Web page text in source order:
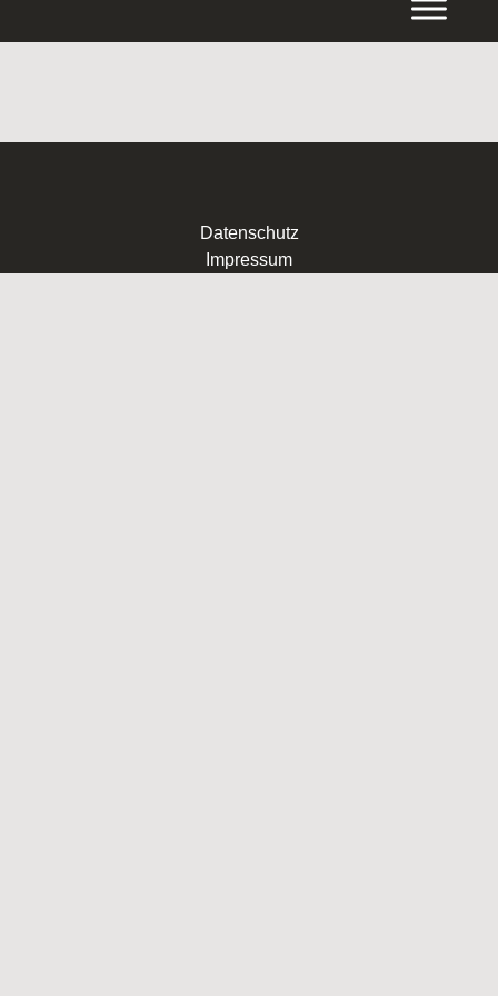
springen
Datenschutz
Impressum